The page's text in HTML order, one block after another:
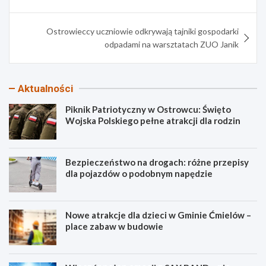
Ostrowieccy uczniowie odkrywają tajniki gospodarki
odpadami na warsztatach ZUO Janik
Aktualności
Piknik Patriotyczny w Ostrowcu: Święto
Wojska Polskiego pełne atrakcji dla rodzin
Bezpieczeństwo na drogach: różne przepisy
dla pojazdów o podobnym napędzie
Nowe atrakcje dla dzieci w Gminie Ćmielów –
place zabaw w budowie